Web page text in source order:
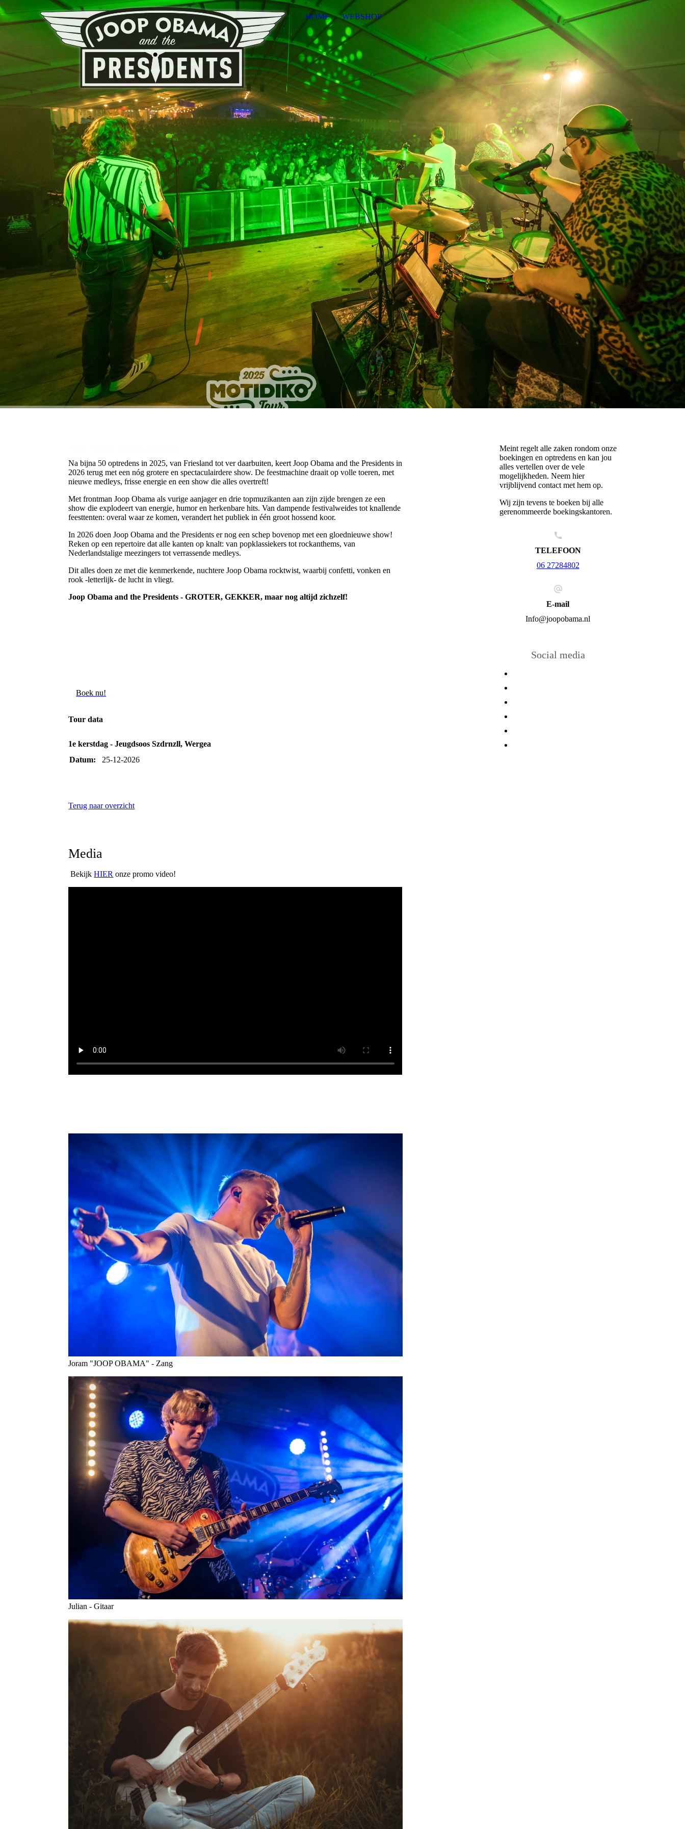
HOME WEBSHOP
Na bijna 50 optredens in 2025, van Friesland tot ver daarbuiten, keert Joop Obama and the Presidents in
2026 terug met een nóg grotere en spectaculairdere show. De feestmachine draait op volle toeren, met
nieuwe medleys, frisse energie en een show die alles overtreft!
Met frontman Joop Obama als vurige aanjager en drie topmuzikanten aan zijn zijde brengen ze een
show die explodeert van energie, humor en herkenbare hits. Van dampende festivalweides tot knallende
feesttenten: overal waar ze komen, verandert het publiek in één groot hossend koor.
In 2026 doen Joop Obama and the Presidents er nog een schep bovenop met een gloednieuwe show!
Reken op een repertoire dat alle kanten op knalt: van popklassiekers tot rockanthems, van
Nederlandstalige meezingers tot verrassende medleys.
Dit alles doen ze met die kenmerkende, nuchtere Joop Obama rocktwist, waarbij confetti, vonken en
rook -letterlijk- de lucht in vliegt.
Joop Obama and the Presidents - GROTER, GEKKER, maar nog altijd zichzelf!
Boek nu!
Tour data
1e kerstdag - Jeugdsoos Szdrnzll, Wergea
Datum:
25-12-2026
Terug naar overzicht
Media
BekijkHIER onze promo video!
Joram "JOOP OBAMA" - Zang
Julian - Gitaar
Meint regelt alle zaken rondom onze
boekingen en optredens en kan jou
alles vertellen over de vele
mogelijkheden. Neem hier
vrijblijvend contact met hem op.
Wij zijn tevens te boeken bij alle
gerenommeerde boekingskantoren.
TELEFOON
06 27284802
E-mail
Info@joopobama.nl
Social media